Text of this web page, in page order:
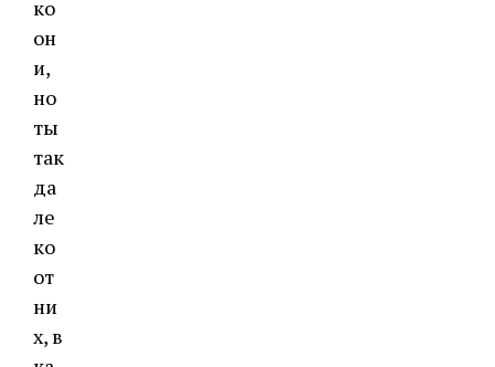
ко
он
и,
но
ты
так
да
ле
ко
от
ни
х, в